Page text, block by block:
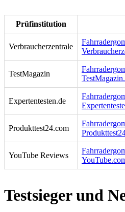
Prüfinstitution
Verbraucherzentrale
TestMagazin
Expertentesten.de
Produkttest24.com
YouTube Reviews
Testsieger und